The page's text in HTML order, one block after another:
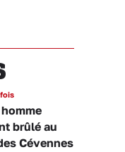
brûlé au
Cévennes